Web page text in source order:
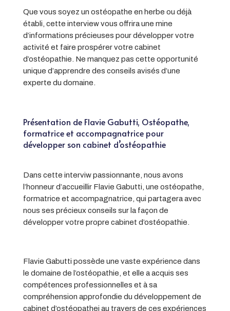
Que vous soyez un ostéopathe en herbe ou déjà
établi, cette interview vous offrira une mine
d’informations précieuses pour développer votre
activité et faire prospérer votre cabinet
d’ostéopathie. Ne manquez pas cette opportunité
unique d’apprendre des conseils avisés d’une
experte du domaine.
Présentation de Flavie Gabutti, Ostéopathe,
formatrice et accompagnatrice pour
développer son cabinet d’ostéopathie
Dans cette interviw passionnante, nous avons
l’honneur d’accueillir Flavie Gabutti, une ostéopathe,
formatrice et accompagnatrice, qui partagera avec
nous ses précieux conseils sur la façon de
développer votre propre cabinet d’ostéopathie.
Flavie Gabutti possède une vaste expérience dans
le domaine de l’ostéopathie, et elle a acquis ses
compétences professionnelles et à sa
compréhension approfondie du développement de
cabinet d’ostéopathei au travers de ces expériences